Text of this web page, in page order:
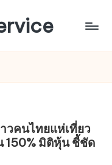
วคนไทยแห่เที่ยว
150% มิติหุ้น ชี้ชัด